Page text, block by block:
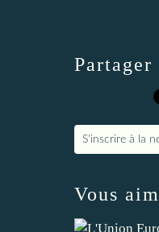
S'inscrire à la
Vous